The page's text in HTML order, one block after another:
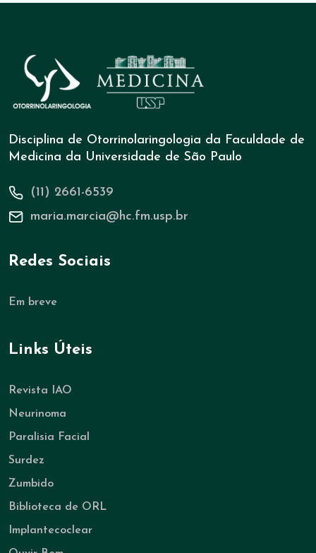
Disciplina de Otorrinolaringologia da Faculdade de
Medicina da Universidade de São Paulo
(11) 2661-6539
maria.marcia@hc.fm.usp.br
Redes Sociais
Em breve
Links Úteis
Revista IAO
Neurinoma
Paralisia Facial
Surdez
Zumbido
Biblioteca de ORL
Implantecoclear